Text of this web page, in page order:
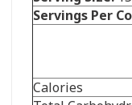
Servings Per
Calories